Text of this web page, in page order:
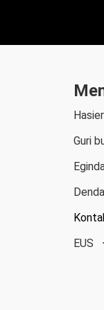
Guri
Denda
EUS